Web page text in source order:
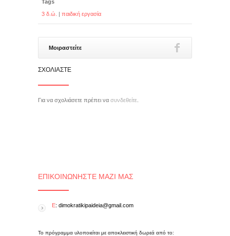
Tags
3 δ.ώ.
| παιδική εργασία
Μοιραστείτε
ΣΧΟΛΙΆΣΤΕ
Για να σχολιάσετε πρέπει να συνδεθείτε
ΕΠΙΚΟΙΝΩΝΉΣΤΕ ΜΑΖΊ ΜΑΣ
E: dimokratikipaideia@gmail.com
Το πρόγραμμα υλοποιείται με αποκλειστική δωρεά από το: